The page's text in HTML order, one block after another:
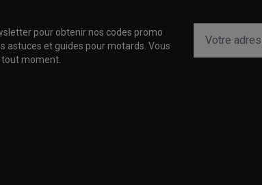
pour obtenir nos codes promo
astuces et guides pour motards. Vous
moment.